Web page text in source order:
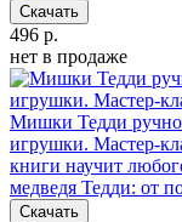
Скачать
496 р.
нет в продаже
Мишки Тедди
игрушки. Мастер-
книги научит
медведя Тедди: от
Скачать